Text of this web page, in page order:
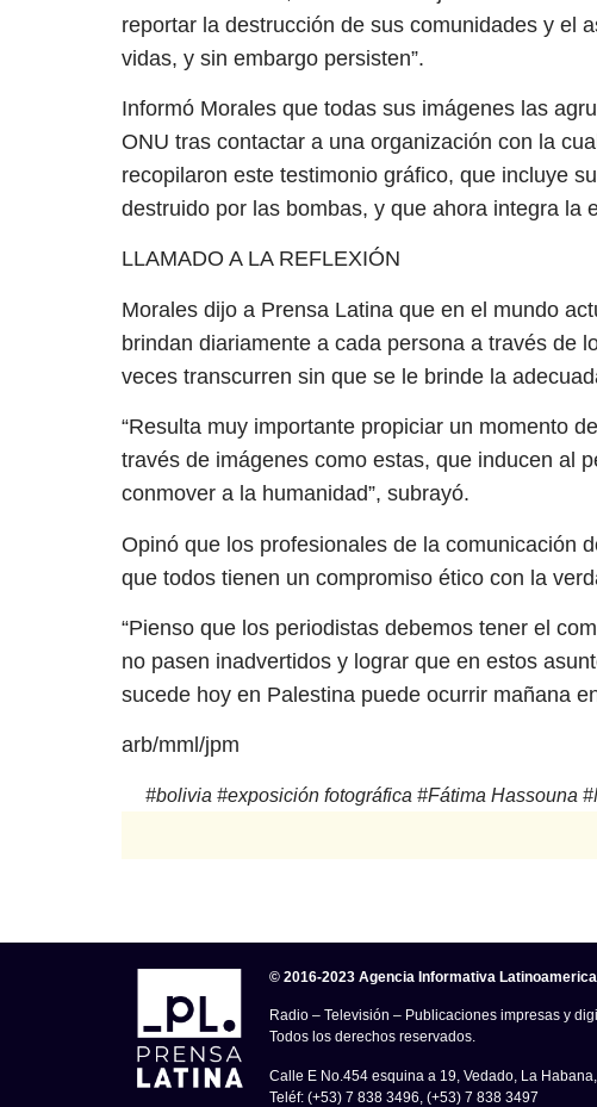
reportar la destrucción de sus comunidades y el
vidas, y sin embargo persisten”.
Informó Morales que todas sus imágenes las
ONU tras contactar a una organización con la
recopilaron este testimonio gráfico, que incluye
destruido por las bombas, y que ahora integra la
LLAMADO A LA REFLEXIÓN
Morales dijo a Prensa Latina que en el mundo
brindan diariamente a cada persona a través de
veces transcurren sin que se le brinde la
“Resulta muy importante propiciar un momento
través de imágenes como estas, que inducen al
conmover a la humanidad”, subrayó.
Opinó que los profesionales de la comunicación
que todos tienen un compromiso ético con la
“Pienso que los periodistas debemos tener el
no pasen inadvertidos y lograr que en estos
sucede hoy en Palestina puede ocurrir mañana
arb/mml/jpm
#bolivia #exposición fotográfica #Fátima Hassouna #
© 2016-2023 Agencia Informativa
Radio – Televisión – Publicaciones impresas y
Todos los derechos reservados.
Calle E No.454 esquina a 19, Vedado, La Habana,
Teléf: (+53) 7 838 3496, (+53) 7 838 3497